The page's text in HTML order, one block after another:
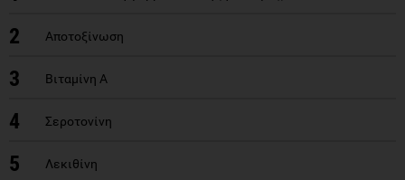
2 Αποτοξίνωση
3 Βιταμίνη Α
4 Σεροτονίνη
5 Λεκιθίνη